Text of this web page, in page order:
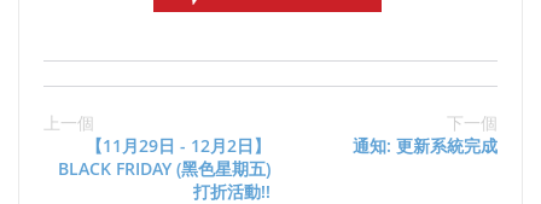
上一個
【11月29日 - 12月2日】
BLACK FRIDAY (黑色星期五)
打折活動!!
下一個
通知: 更新系統完成